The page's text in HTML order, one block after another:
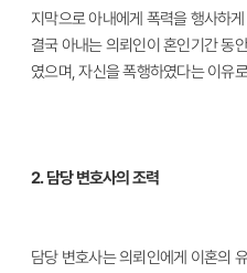
지막으로 아내에게 폭력을 행사하
결국 아내는 의뢰인이 혼인기간 동
였으며, 자신을 폭행하였다는 이유
2. 담당 변호사의 조력
담당 변호사는 의뢰인에게 이혼의